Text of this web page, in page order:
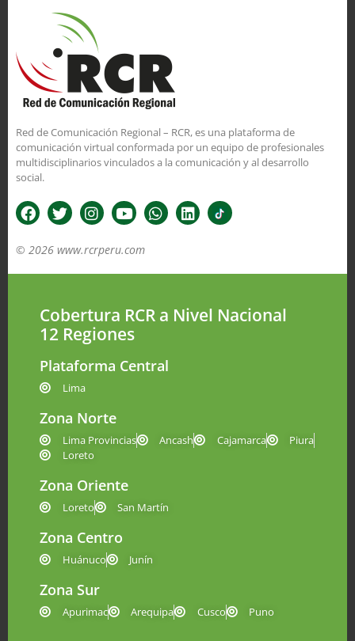
Red de Comunicación Regional – RCR, es una plataforma de
comunicación virtual conformada por un equipo de profesionales
multidisciplinarios vinculados a la comunicación y al desarrollo
social.
© 2026 www.rcrperu.com
Cobertura RCR a Nivel Nacional
12 Regiones
Plataforma Central
Lima
Zona Norte
Lima Provincias Ancash Cajamarca
Piura
Loreto
Zona Oriente
Loreto San Martín
Zona Centro
Huánuco Junín
Zona Sur
Apurimac Arequipa Cusco Puno